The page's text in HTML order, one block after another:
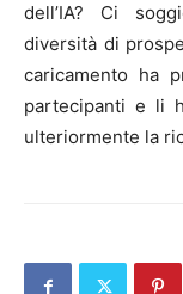
dell’IA? Ci
diversità di
caricamento ha
partecipanti e li
ulteriormente la